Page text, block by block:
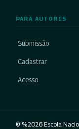
PARA AUTORES
Submissão
Cadastrar
Acesso
© %2026 Escola